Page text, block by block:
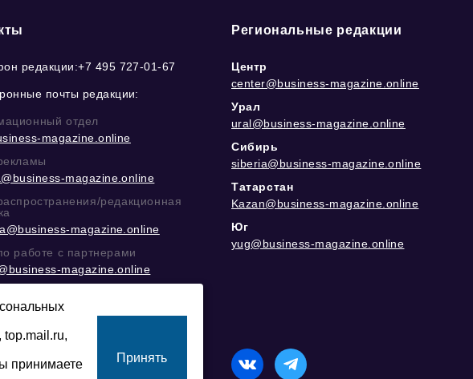
редакции:+7 495 727-01-67
почты редакции:
отдел
magazine.online
magazine.online
редакционная
magazine.online
работе с партнерами
magazine.online
илиMAX
содержать контент, не предназначенный для лиц
16-ти лет.
Региональные редакции
Центр
center@business-magazine.online
Урал
ural@business-magazine.online
Сибирь
siberia@business-magazine.online
Татарстан
Kazan@business-magazine.online
Юг
yug@business-magazine.online
top.mail.ru,
принимаете
Принять